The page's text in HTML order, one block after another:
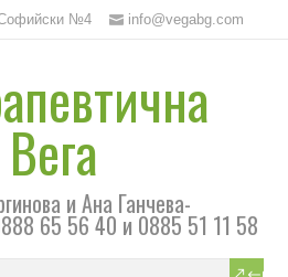
№4 info@vegabg.com
и Ана Ганчева-
65 56 40 и 0885 51 11 58